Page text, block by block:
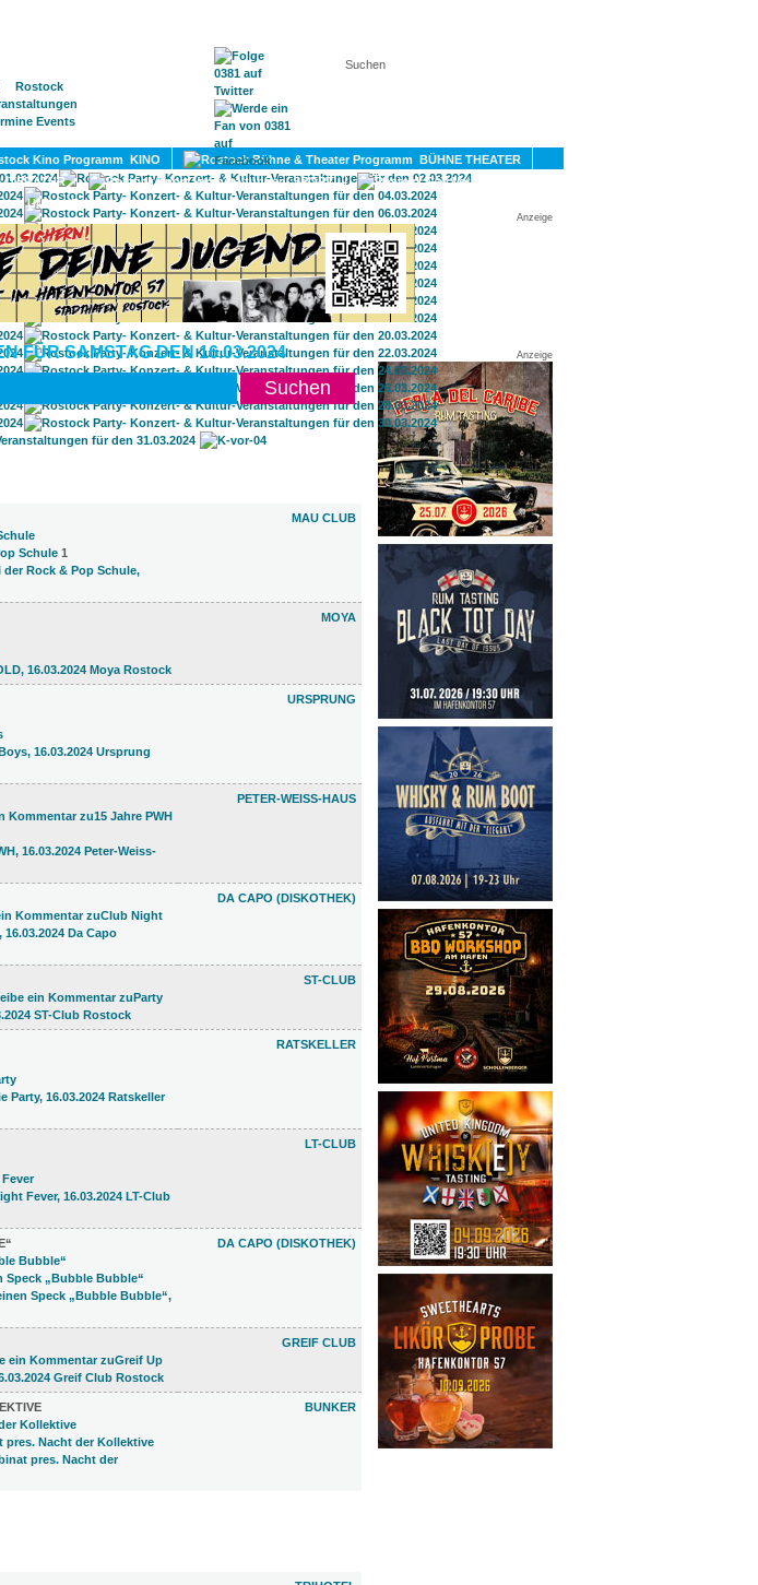
KONTAKT
KINO
BÜHNE THEATER
SPORT
UMLAND
Anzeige
Anzeige
FÜR SAMSTAG DEN 16.03.2024
1
MAU CLUB
MOYA
URSPRUNG
PETER-WEISS-HAUS
DA CAPO (DISKOTHEK)
ST-CLUB
RATSKELLER
LT-CLUB
DA CAPO (DISKOTHEK)
GREIF CLUB
BUNKER